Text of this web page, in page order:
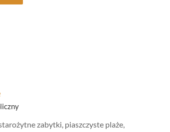
zabytki, piaszczyste plaże,